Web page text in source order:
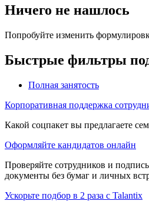
Ничего не нашлось
Попробуйте изменить
Быстрые фильтры
Полная занятость
Корпоративная поддержка
Какой соцпакет вы предлагаете
Оформляйте кандидатов онлайн
Проверяйте сотрудников и
документы без бумаг и личных
Ускорьте подбор в 2 раза с Talantix